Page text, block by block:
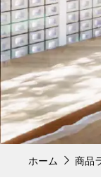
ホーム 商品